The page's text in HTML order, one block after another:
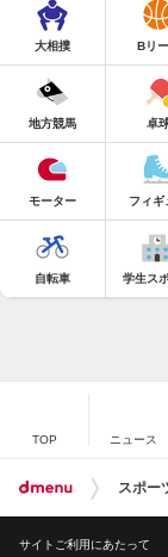
大相撲 Bリ
地方競馬 卓
モーター フィギ
自転車 学生ス
TOP ニュース
スポー
サイトご利用にあたって